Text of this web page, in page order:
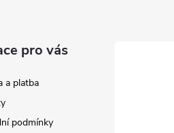
pro vás
a platba
podmínky